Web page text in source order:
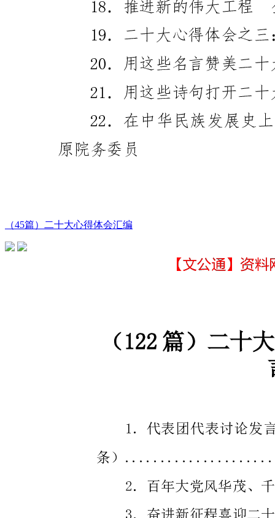
（45篇）二十大心得体会汇编